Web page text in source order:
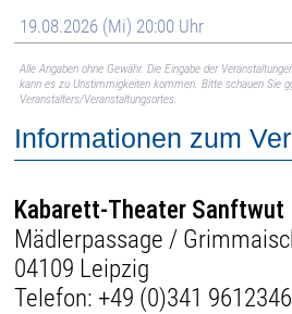
19.08.2026 (Mi) 20:00 Uhr
Alle Angaben ohne Gewähr. Die Eingabe der
kann es zu Unstimmigkeiten kommen. Bitte schauen Sie
Veranstalters/Veranstaltungsortes.
Informationen zum
Kabarett-Theater Sanftwut
Mädlerpassage /
04109 Leipzig
Telefon: +49 (0)341 9612346